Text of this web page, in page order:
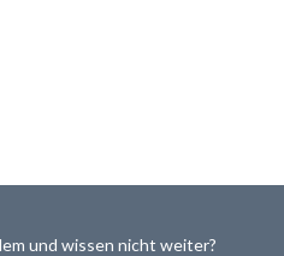
und wissen nicht weiter?